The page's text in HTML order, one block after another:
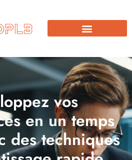
vos
en un temps
des techniques